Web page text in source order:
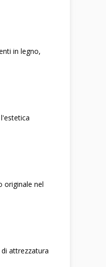
in legno,
originale nel
attrezzatura